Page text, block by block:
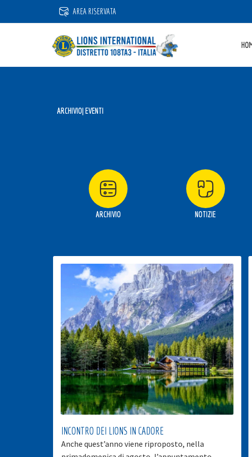
AREA RISERVATA
ARCHIVIO| EVENTI
ARCHIVIO NOTIZIE
INCONTRO DEI LIONS IN CADORE
Anche quest’anno viene riproposto, nella